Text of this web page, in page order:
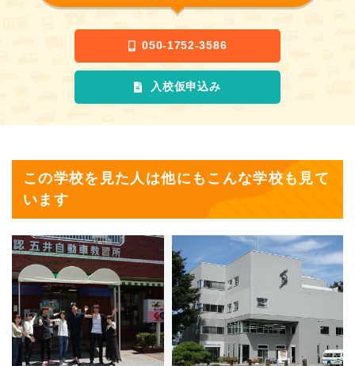
050-1752-3586
入校仮申込み
この学校を見た人は他にもこんな学校も見て
います